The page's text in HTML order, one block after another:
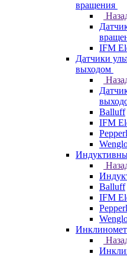
вращения
IFM
Датчики
выходом
Balluff
IFM
Balluff
IFM